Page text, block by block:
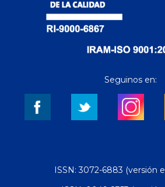
Seguinos en:
ISSN: 3072-6883 (versión